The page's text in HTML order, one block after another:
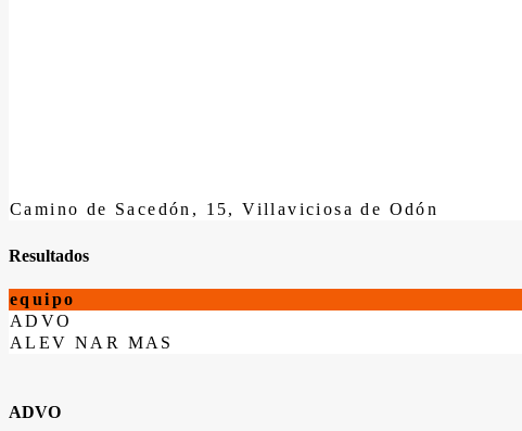
Camino de Sacedón, 15, Villaviciosa de Odón
Resultados
equipo
ADVO
ALEV NAR MAS
ADVO